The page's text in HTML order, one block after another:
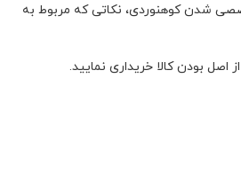
شدن کوهنوردی، نکاتی که مربوط به
بودن کالا خریداری نمایید.